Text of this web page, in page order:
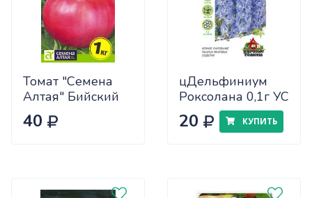
Томат "Семена
Алтая" Бийский
Розан 0,05
40
цДельфиниум
Роксолана 0,1г УС
20 КУПИТЬ